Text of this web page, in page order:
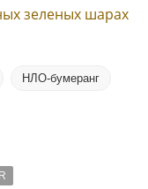
зеленых шарах
НЛО-бумеранг